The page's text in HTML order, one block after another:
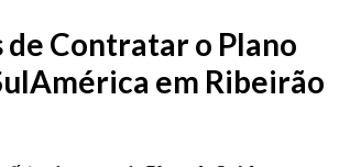
Contratar o Plano
em Ribeirão